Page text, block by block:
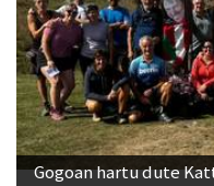
Gogoan hartu dute